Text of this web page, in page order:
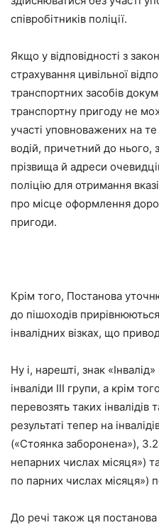
співробітників поліції.
Якщо у відповідності з
страхування цивільної
транспортних засобів
транспортну пригоду не
участі уповноважених на те
водій, причетний до нього,
прізвища й адреси
поліцію для отримання
про місце оформлення
пригоди.
Крім того, Постанова
до пішоходів
інвалідних візках, що
Ну і, нарешті, знак
інваліди III групи, а крім
перевозять таких інвалідів
результаті тепер на
(«Стоянка заборонена»),
непарних числах місяця»)
по парних числах місяця»)
До речі також ця